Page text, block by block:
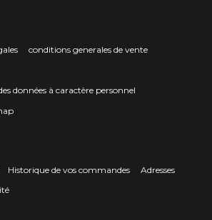
conditions generales de vente
données à caractère personnel
Historique de vos commandes
Adresses